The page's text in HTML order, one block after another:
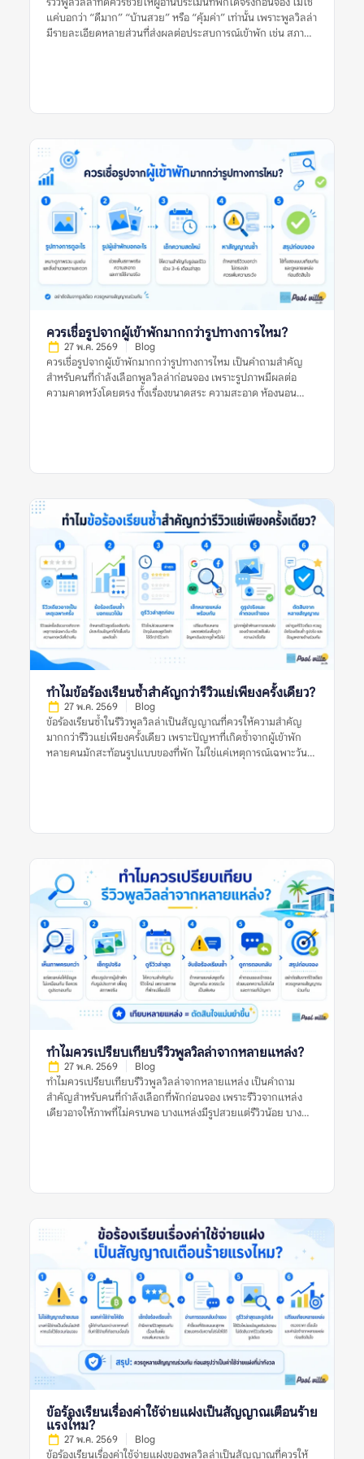
แค่บอกว่า “ดีมาก” “บ้านสวย” หรือ “คุ้มค่า” เท่านั้น เพราะพูลวิลล่า
มีรายละเอียดหลายส่วนที่ส่งผลต่อประสบการณ์เข้าพัก เช่น สภาพ
เพียงอย่างเดียว ควรดูหลายสัญญาณร่วมกัน ทั้งรูปจริงจากผู้เข้าพัก
ตัดสินใจ รีวิวพูลวิลล่าที่ดีหมายถึงอะไร? รีวิวพูลวิลล่าที่ดี คือรีวิวที่
ให้ข้อมูลเพียงพอสำหรับการตัดสินใจ ไม่ได้มีประโยชน์แค่เพราะให้
คะแนนสูง แต่ต้องบอกให้ชัดว่าที่พักดีในด้านใด มีข้อจำกัดอะไร
และเหมาะกับผู้เข้าพักแบบไหน รีวิวที่ดีควรตอบคำถามสำคัญ เช่น
บ้านตรงกับรูปไหม สระสะอาดหรือเปล่า ห้องนอนพอสำหรับจำนวน
คนจริงไหม ห้องน้ำใช้งานสะดวกไหม ทำเลเดินทางง่ายหรือไม่ และมี
ค่าใช้จ่ายเพิ่มเติมที่ควรรู้ก่อนจองหรือเปล่า ตัวอย่างรีวิวที่มีประโยชน์
คือรีวิวที่บอกว่า “ไป 10 คน ห้องนอนพอดี เตียงเสริมใช้ได้ สระน้ำ
สะอาด แต่ทางเข้าค่อนข้างแคบ ควรใช้รถส่วนตัว” รีวิวแบบนี้ช่วยให้
ผู้อ่านประเมินได้ดีกว่าคำสั้น ๆ […]
ควรเชื่อรูปจากผู้เข้าพักมากกว่ารูปทางการไหม?
27 พ.ค. 2569 Blog
ควรเชื่อรูปจากผู้เข้าพักมากกว่ารูปทางการไหม เป็นคำถามสำคัญ
สำหรับคนที่กำลังเลือกพูลวิลล่าก่อนจอง เพราะรูปภาพมีผลต่อ
ความคาดหวังโดยตรง ทั้งเรื่องขนาดสระ ความสะอาด ห้องนอน
ทางการร่วมกัน แล้วตรวจหลายสัญญาณประกอบ เช่น วันที่ของรีวิว
และข้อมูลจากหลายแหล่ง ก่อนตัดสินใจจองพูลวิลล่า ควรเชื่อรูป
จากผู้เข้าพักมากกว่ารูปทางการไหม หมายถึงอะไร? ควรเชื่อรูปจากผู้
เข้าพักมากกว่ารูปทางการไหม หมายถึงการพิจารณาว่ารูปประเภทใด
น่าใช้เป็นข้อมูลประกอบการตัดสินใจมากกว่า ระหว่างรูปที่เจ้าของ
ที่พักหรือแพลตฟอร์มจัดทำอย่างเป็นทางการ กับรูปที่ผู้เข้าพักจริง
ถ่ายและแนบไว้ในรีวิว รูปทางการมักถ่ายด้วยแสงดี มุมดี และจัด
พื้นที่ให้ดูพร้อมที่สุด จึงช่วยให้เห็นภาพรวมของที่พักได้ชัด เช่น
โครงสร้างบ้าน สไตล์การตกแต่ง มุมสระ พื้นที่นั่งเล่น และห้องนอน
หลัก แต่ข้อจำกัดคืออาจไม่สะท้อนสภาพปัจจุบัน หากรูปถ่ายไว้นาน
หรือถ่ายเฉพาะมุมที่ดีที่สุด ส่วนรูปจากผู้เข้าพักมักมีความเป็น
ธรรมชาติมากกว่า เห็นสภาพบ้านตอนใช้งานจริง เช่น สระหลังมีคน
เล่น ห้องน้ำที่ใช้งานจริง พื้นที่ครัว ที่จอดรถ หรือมุมที่รูปทางการไม่
ได้แสดง อย่างไรก็ตาม รูปจากผู้เข้าพักก็มีข้อจำกัดเช่นกัน เพราะ
อาจถ่ายในวันที่แสงไม่ดี มุมไม่สวย หรือสะท้อนเหตุการณ์เฉพาะวัน
ดังนั้น การเปรียบเทียบรูปทั้งสองประเภทจึงสำคัญกว่าการเลือกเชื่อ
ฝ่ายใดฝ่ายหนึ่งทั้งหมด […]
ทำไมข้อร้องเรียนซ้ำสำคัญกว่ารีวิวแย่เพียงครั้งเดียว?
27 พ.ค. 2569 Blog
ข้อร้องเรียนซ้ำในรีวิวพูลวิลล่าเป็นสัญญาณที่ควรให้ความสำคัญ
มากกว่ารีวิวแย่เพียงครั้งเดียว เพราะปัญหาที่เกิดซ้ำจากผู้เข้าพัก
หลายคนมักสะท้อนรูปแบบของที่พัก ไม่ใช่แค่เหตุการณ์เฉพาะวัน
แอร์ไม่เย็น ห้องนอนไม่ตรงรูป คืนเงินมัดจำช้า หรือมีค่าใช้จ่ายไม่
ก่อนจอง การอ่านรีวิวพูลวิลล่าอย่างรอบคอบจึงไม่ใช่การหารีวิวที่ดี
ที่สุดหรือแย่ที่สุด แต่คือการดูแนวโน้มจากหลายรีวิว หลายช่วงเวลา
และหลายแหล่งข้อมูลร่วมกัน ข้อร้องเรียนซ้ำในรีวิวพูลวิลล่าหมาย
ถึงอะไร? ข้อร้องเรียนซ้ำในรีวิวพูลวิลล่า หมายถึงปัญหาเดียวกัน
หรือปัญหาคล้ายกันที่ปรากฏในรีวิวจากผู้เข้าพักหลายคน เช่น หลาย
คนบอกว่าสระน้ำขุ่น หลายรีวิวพูดถึงห้องน้ำมีกลิ่น หรือหลายแหล่ง
ระบุว่าเจ้าของที่พักตอบช้าเมื่อเกิดปัญหา ข้อร้องเรียนซ้ำมีน้ำหนัก
มากกว่ารีวิวแย่เดี่ยว ๆ เพราะช่วยบอกว่าปัญหานั้นอาจไม่ได้เกิดขึ้น
แบบบังเอิญ แต่เป็นสิ่งที่พบได้บ่อยหรือยังไม่ได้รับการแก้ไขอย่าง
จริงจัง ตัวอย่างข้อร้องเรียนซ้ำที่ควรระวัง ได้แก่: รีวิวแย่หนึ่งรีวิวอาจ
เป็นเพียงประสบการณ์เฉพาะครั้ง แต่ข้อร้องเรียนซ้ำในรีวิวพูลวิลล่า
ข้อร้องเรียนซ้ำจึงสำคัญกว่ารีวิวแย่ครั้งเดียว? รีวิวแย่เพียงครั้งเดียว
อาจสะท้อนปัญหาจริง แต่ยังไม่เพียงพอที่จะสรุปว่าที่พักมีมาตรฐาน
ไม่ดีเสมอไป ผู้เข้าพักแต่ละคนมีความคาดหวังต่างกัน บางคนอาจให้
คะแนนต่ำเพราะไม่พอใจกฎบ้าน บางคนอาจเจอเหตุการณ์เฉพาะวัน
เช่น ฝนตก ไฟดับชั่วคราว หรือแม่บ้านเข้าทำความสะอาดล่าช้า แต่ถ้า
ปัญหาเดิมปรากฏซ้ำหลายครั้ง โดยเฉพาะในรีวิวล่าสุดหรือในหลาย
ทำไมควรเปรียบเทียบรีวิวพูลวิลล่าจากหลายแหล่ง?
27 พ.ค. 2569 Blog
ทำไมควรเปรียบเทียบรีวิวพูลวิลล่าจากหลายแหล่ง เป็นคำถาม
สำคัญสำหรับคนที่กำลังเลือกที่พักก่อนจอง เพราะรีวิวจากแหล่ง
เดียวอาจให้ภาพที่ไม่ครบพอ บางแหล่งมีรูปสวยแต่รีวิวน้อย บาง
ของเจ้าของที่พัก สิ่งสำคัญคือไม่ควรตัดสินจากรีวิวเดียว รูปเดียว
ก่อนตัดสินใจจอง ทำไมควรเปรียบเทียบรีวิวพูลวิลล่าจากหลาย
แหล่ง หมายถึงอะไร? ทำไมควรเปรียบเทียบรีวิวพูลวิลล่าจากหลาย
แหล่ง หมายถึงการนำข้อมูลจากหลายแพลตฟอร์มหรือหลาย
ประกาศไว้หรือไม่ ไม่ใช่ดูรีวิวจากที่เดียวแล้วสรุปทันทีว่าที่พักดีหรือ
ไม่ดี รีวิวแต่ละแหล่งมีจุดแข็งต่างกัน บางแพลตฟอร์มมีรีวิวจากผู้
เข้าพักจริงจำนวนมาก บางแหล่งมีรูปจากผู้ใช้ที่ช่วยยืนยันสภาพ
ปัจจุบัน บางแหล่งมีคอมเมนต์ที่พูดตรง ๆ เกี่ยวกับข้อเสีย เช่น ทาง
เข้ายาก สระไม่สะอาด กฎเสียงเข้มงวด หรือมีค่าใช้จ่ายเพิ่มเติม การ
เปรียบเทียบจึงไม่ได้ทำเพื่อจับผิดที่พัก แต่ทำเพื่อให้เห็นข้อเท็จจริง
รอบด้าน โดยเฉพาะพูลวิลล่าที่มีราคาต่อคืนค่อนข้างสูงและมักจอง
สำหรับหลายคน หากเลือกผิด ผลกระทบจะเกิดกับทั้งกลุ่ม ไม่ใช่แค่
ผู้จองคนเดียว ทำไมเรื่องนี้จึงสำคัญก่อนจองพูลวิลล่า? พูลวิลล่ามี
รายละเอียดมากกว่าที่พักทั่วไป เพราะต้องดูทั้งบ้านทั้งหลัง สระว่าย
น้ำ ห้องนอน ห้องน้ำ ครัว พื้นที่จอดรถ กฎบ้าน และเงื่อนไขค่าใช้จ่าย
หากดูรีวิวจากแหล่งเดียว อาจเห็นเฉพาะมุมที่แหล่งนั้นนำเสนอเด่น
ข้อร้องเรียนเรื่องค่าใช้จ่ายแฝงเป็นสัญญาณเตือนร้าย
แรงไหม?
27 พ.ค. 2569 Blog
ข้อร้องเรียนเรื่องค่าใช้จ่ายแฝงของพูลวิลล่าเป็นสัญญาณที่ควรให้